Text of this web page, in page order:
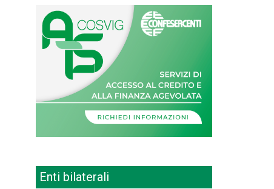
Enti bilaterali